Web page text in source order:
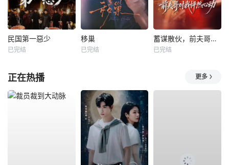
民国第一惡少
已完结
移巢
已完结
蓄谋散伙，前夫哥对我怦然心动
已完结
正在热播 更多